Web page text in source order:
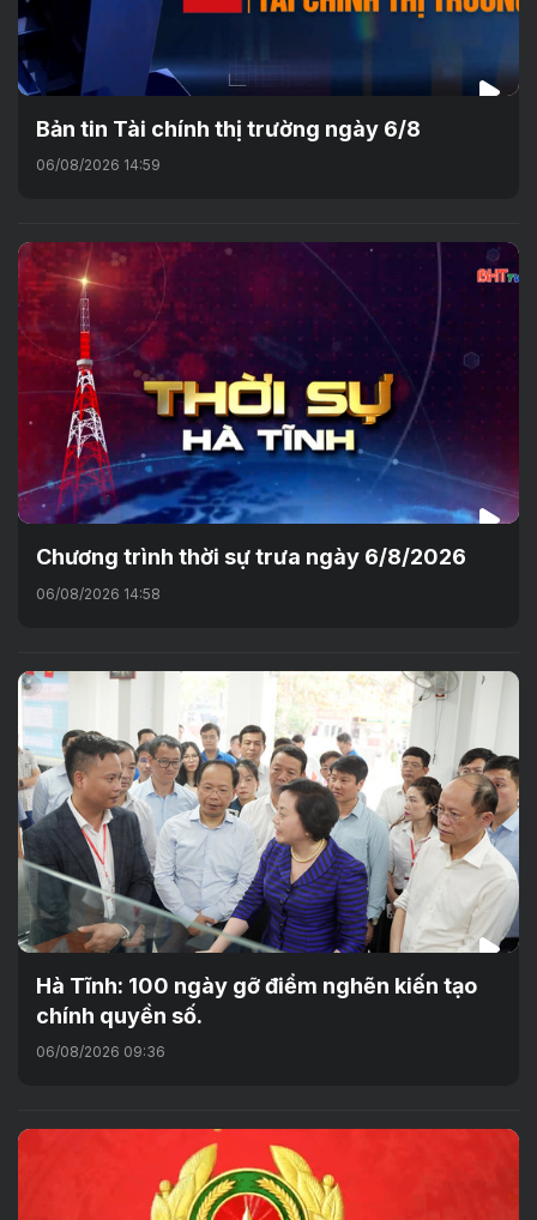
Bản tin Tài chính thị trường ngày 6/8
06/08/2026 14:59
Chương trình thời sự trưa ngày 6/8/2026
06/08/2026 14:58
Hà Tĩnh: 100 ngày gỡ điểm nghẽn kiến tạo
chính quyền số.
06/08/2026 09:36